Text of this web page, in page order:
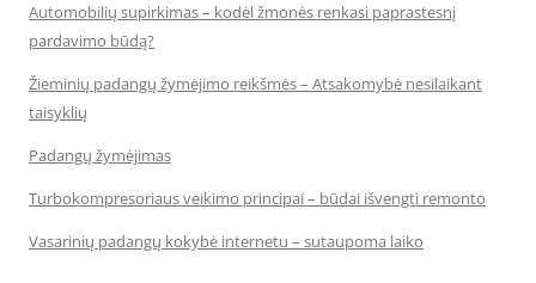
Automobilių supirkimas – kodėl žmonės renkasi paprastesnį
pardavimo būdą?
Žieminių padangų žymėjimo reikšmės – Atsakomybė nesilaikant
taisyklių
Padangų žymėjimas
Turbokompresoriaus veikimo principai – būdai išvengti remonto
Vasarinių padangų kokybė internetu – sutaupoma laiko